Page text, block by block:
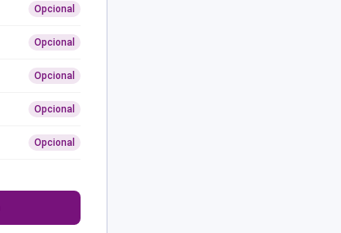
Opcional
Opcional
Opcional
Opcional
Opcional